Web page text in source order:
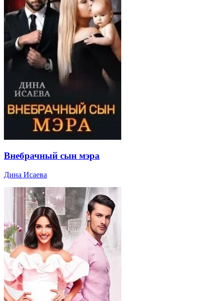
Внебрачный сын мэра
Дина Исаева